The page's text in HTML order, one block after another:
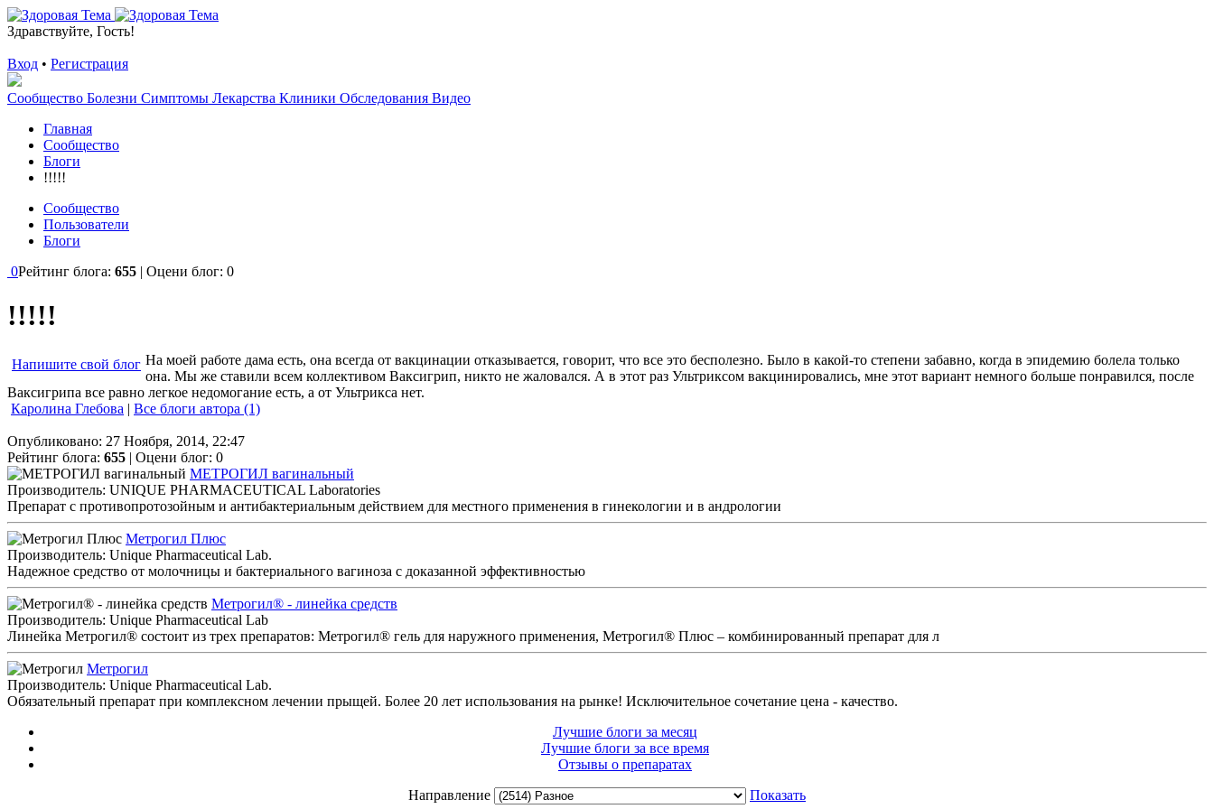
Здравствуйте, Гость!
Вход • Регистрация
Сообщество Болезни Симптомы Лекарства Клиники Обследования Видео
Главная
Сообщество
Блоги
!!!!!
Сообщество
Пользователи
Блоги
0Рейтинг блога: 655 | Оцени блог: 0
!!!!!
Напишите свой блог На моей работе дама есть, она всегда от вакцинации отказывается, говорит, что все это бесполезно. Было в какой-то степени забавно, когда в эпидемию болела только
она. Мы же ставили всем коллективом Ваксигрип, никто не жаловался. А в этот раз Ультриксом вакцинировались, мне этот вариант немного больше понравился, после
Ваксигрипа все равно легкое недомогание есть, а от Ультрикса нет.
Каролина Глебова | Все блоги автора (1)
Опубликовано: 27 Ноября, 2014, 22:47
Рейтинг блога: 655 | Оцени блог: 0
МЕТРОГИЛ вагинальный
Производитель: UNIQUE PHARMACEUTICAL Laboratories
Препарат с противопротозойным и антибактериальным действием для местного применения в гинекологии и в андрологии
Метрогил Плюс
Производитель: Unique Pharmaceutical Lab.
Надежное средство от молочницы и бактериального вагиноза с доказанной эффективностью
Метрогил® - линейка средств
Производитель: Unique Pharmaceutical Lab
Линейка Метрогил® состоит из трех препаратов: Метрогил® гель для наружного применения, Метрогил® Плюс – комбинированный препарат для л
Метрогил
Производитель: Unique Pharmaceutical Lab.
Обязательный препарат при комплексном лечении прыщей. Более 20 лет использования на рынке! Исключительное сочетание цена - качество.
Лучшие блоги за месяц
Лучшие блоги за все время
Отзывы о препаратах
Направление
Показать